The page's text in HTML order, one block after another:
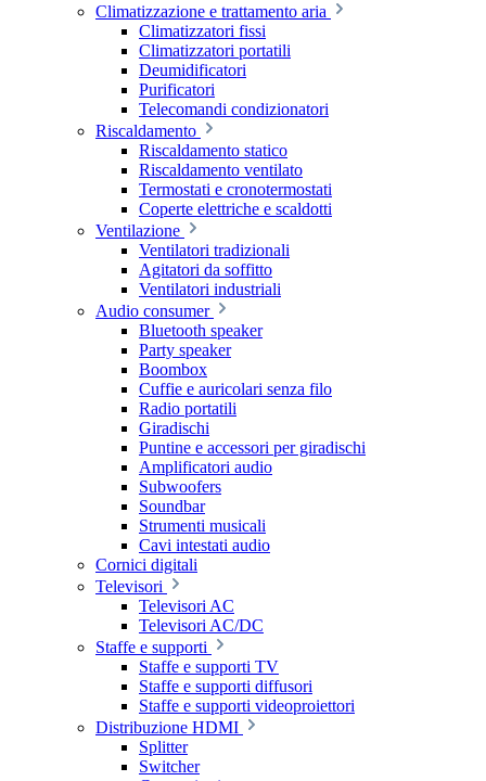
Climatizzazione e trattamento aria
Climatizzatori fissi
Climatizzatori portatili
Deumidificatori
Purificatori
Telecomandi condizionatori
Riscaldamento
Riscaldamento statico
Riscaldamento ventilato
Termostati e cronotermostati
Coperte elettriche e scaldotti
Ventilazione
Ventilatori tradizionali
Agitatori da soffitto
Ventilatori industriali
Audio consumer
Bluetooth speaker
Party speaker
Boombox
Cuffie e auricolari senza filo
Radio portatili
Giradischi
Puntine e accessori per giradischi
Amplificatori audio
Subwoofers
Soundbar
Strumenti musicali
Cavi intestati audio
Cornici digitali
Televisori
Televisori AC
Televisori AC/DC
Staffe e supporti
Staffe e supporti TV
Staffe e supporti diffusori
Staffe e supporti videoproiettori
Distribuzione HDMI
Splitter
Switcher